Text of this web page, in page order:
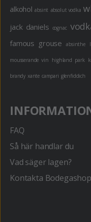
alkohol absint absolut vodka
jack daniels cognac
famous grouse absinthe
mousserande vin highland park
brandy xante campari glenfiddich
FAQ
Så här handlar du
Vad säger lagen?
Kontakta Bodegashop